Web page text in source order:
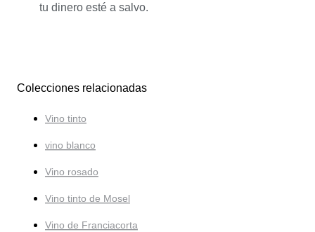
tu dinero esté a salvo.
Colecciones relacionadas
Vino tinto
vino blanco
Vino rosado
Vino tinto de Mosel
Vino de Franciacorta